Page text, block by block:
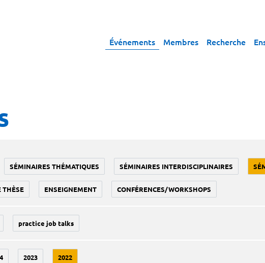
Événements Membres Recherche
SÉMINAIRES THÉMATIQUES SÉMINAIRES INTERDISCIPLINAIRES
THÈSE ENSEIGNEMENT CONFÉRENCES/WORKSHOPS
practice job talks
2023 2022